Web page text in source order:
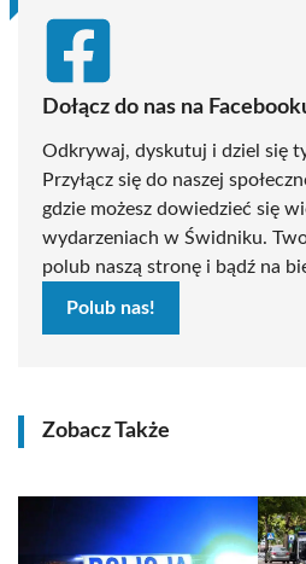
Dołącz do nas na
Odkrywaj, dyskutuj i dziel się
Przyłącz się do naszej
gdzie możesz dowiedzieć się
wydarzeniach w Świdniku.
polub naszą stronę i bądź na
Polub nas!
Zobacz Także